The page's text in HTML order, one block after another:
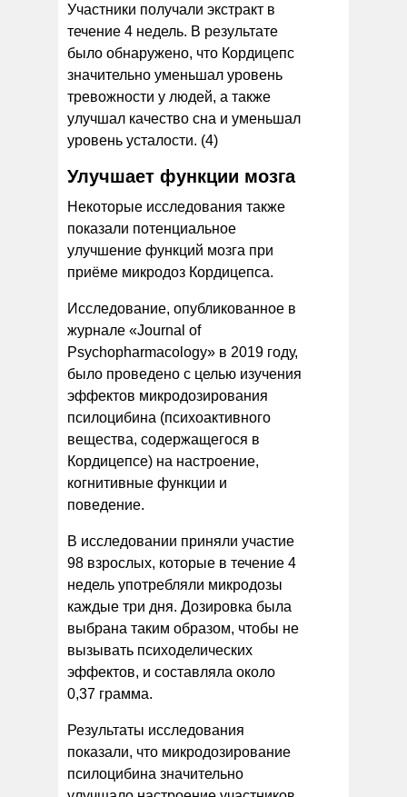
Участники получали экстракт в
течение 4 недель. В результате
было обнаружено, что Кордицепс
значительно уменьшал уровень
тревожности у людей, а также
улучшал качество сна и уменьшал
уровень усталости. (4)
Улучшает функции мозга
Некоторые исследования также
показали потенциальное
улучшение функций мозга при
приёме микродоз Кордицепса.
Исследование, опубликованное в
журнале «Journal of
Psychopharmacology» в 2019 году,
было проведено с целью изучения
эффектов микродозирования
псилоцибина (психоактивного
вещества, содержащегося в
Кордицепсе) на настроение,
когнитивные функции и
поведение.
В исследовании приняли участие
98 взрослых, которые в течение 4
недель употребляли микродозы
каждые три дня. Дозировка была
выбрана таким образом, чтобы не
вызывать психоделических
эффектов, и составляла около
0,37 грамма.
Результаты исследования
показали, что микродозирование
псилоцибина значительно